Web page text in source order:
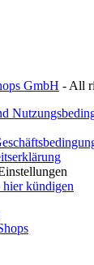
GmbH - All
kündigen